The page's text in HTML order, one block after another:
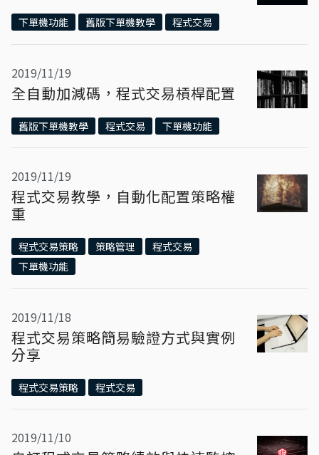
下單機功能 舊版下單機教學 程式交易
2019/11/19
全自動加減碼，程式交易槓桿配置
舊版下單機教學 程式交易 下單機功能
2019/11/19
程式交易教學，自動化配置策略權
重
程式交易策略 策略管理
程式交易
下單機功能
2019/11/18
程式交易策略簡易驗證方式與實例
分享
程式交易策略 程式交易
2019/11/10